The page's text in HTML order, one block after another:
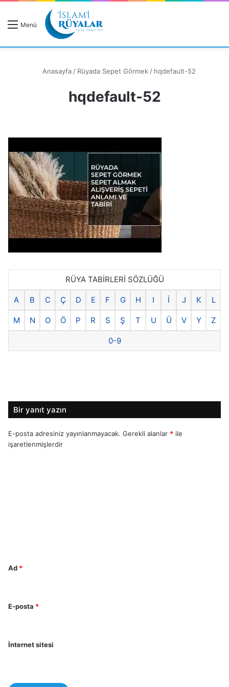
Menü
Anasayfa / Rüyada Sepet Görmek / hqdefault-52
hqdefault-52
RÜYA TABİRLERİ SÖZLÜĞÜ
A B C Ç D E F G H I İ J K L
M N O Ö P R S Ş T U Ü V Y Z
0-9
Bir yanıt yazın
E-posta adresiniz yayınlanmayacak. Gerekli alanlar * ile
işaretlenmişlerdir
Ad *
E-posta *
İnternet sitesi